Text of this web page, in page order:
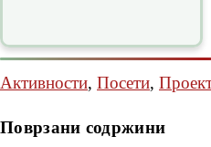
Активности, Посети,
Поврзани содржини